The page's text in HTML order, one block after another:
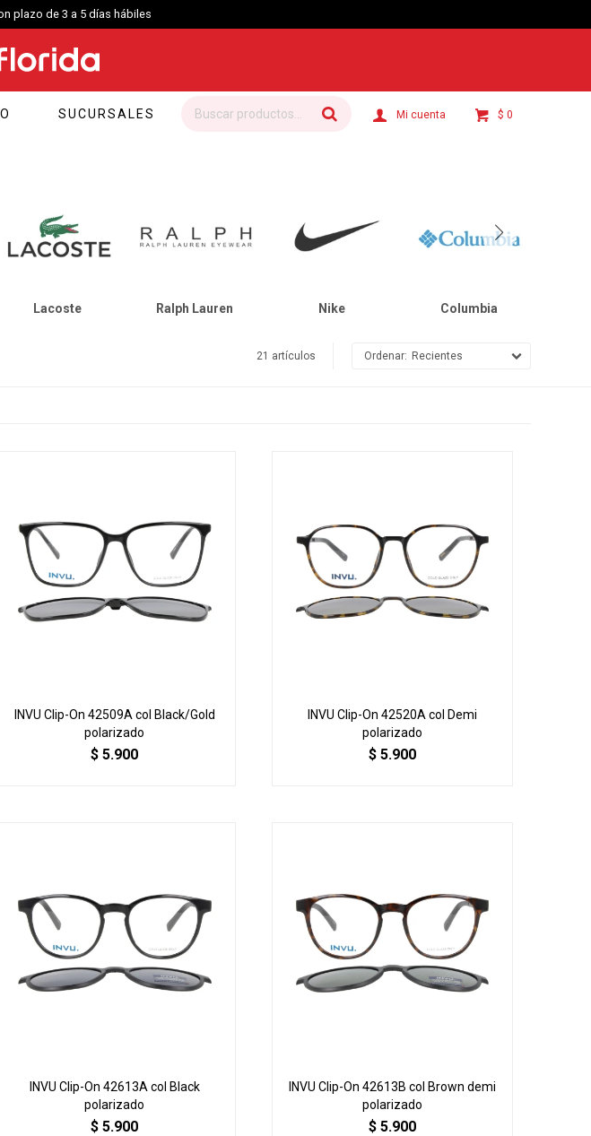
plazo de 3 a 5 días hábiles
SUCURSALES $ 0
Lacoste Ralph Lauren Nike Columbia
21 artículos Recientes
INVU Clip-On 42509A col Black/Gold
polarizado
$ 5.900
INVU Clip-On 42520A col Demi
polarizado
$ 5.900
INVU Clip-On 42613A col Black
polarizado
$ 5.900
INVU Clip-On 42613B col Brown demi
polarizado
$ 5.900